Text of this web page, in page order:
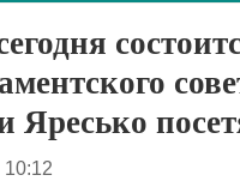
Яресько